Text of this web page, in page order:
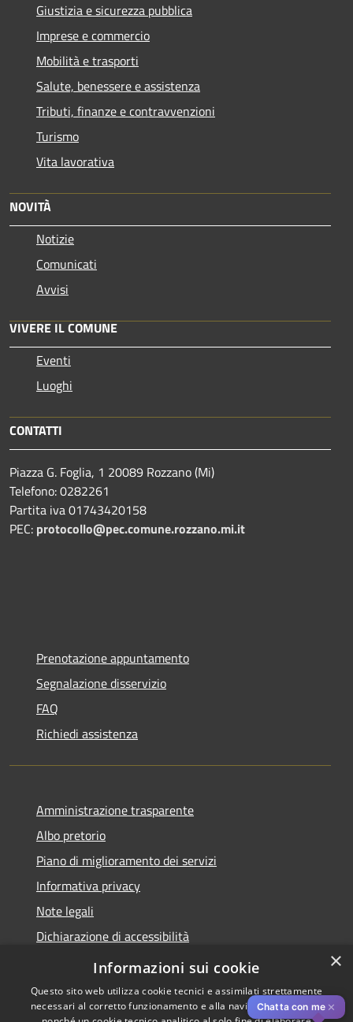
Giustizia e sicurezza pubblica
Imprese e commercio
Mobilità e trasporti
Salute, benessere e assistenza
Tributi, finanze e contravvenzioni
Turismo
Vita lavorativa
NOVITÀ
Notizie
Comunicati
Avvisi
VIVERE IL COMUNE
Eventi
Luoghi
CONTATTI
Piazza G. Foglia, 1 20089 Rozzano (Mi)
Telefono: 0282261
Partita iva 01743420158
PEC: protocollo@pec.comune.rozzano.mi.it
Prenotazione appuntamento
Segnalazione disservizio
FAQ
Richiedi assistenza
Amministrazione trasparente
Albo pretorio
Piano di miglioramento dei servizi
Informativa privacy
Note legali
Dichiarazione di accessibilità
Obiettivi di accessibilità per l'anno 2025
Chatta con me ✕
×
Informazioni sui cookie
Questo sito web utilizza cookie tecnici e assimilati strettamente
necessari al corretto funzionamento e alla navigazione del sito,